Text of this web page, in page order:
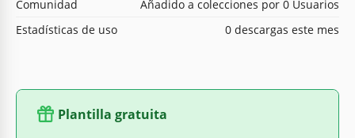
Comunidad
Añadido a colecciones por 0 Usuarios
Estadísticas de uso
0 descargas este mes
Plantilla gratuita